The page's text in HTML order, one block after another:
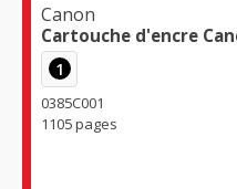
Canon
Cartouche d'encre
1
0385C001
1105 pages